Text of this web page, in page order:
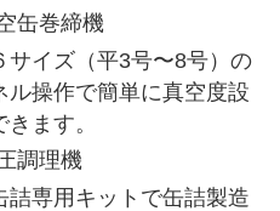
缶巻締機
サイズ（平3号〜8号）の
ル操作で簡単に真空度設
ます。
調理機
詰専用キットで缶詰製造